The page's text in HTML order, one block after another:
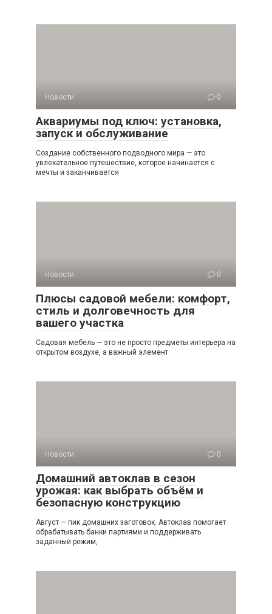
Новости 0
Аквариумы под ключ: установка,
запуск и обслуживание
Создание собственного подводного мира — это
увлекательное путешествие, которое начинается с
мечты и заканчивается
Новости 0
Плюсы садовой мебели: комфорт,
стиль и долговечность для
вашего участка
Садовая мебель — это не просто предметы интерьера на
открытом воздухе, а важный элемент
Новости 0
Домашний автоклав в сезон
урожая: как выбрать объём и
безопасную конструкцию
Август — пик домашних заготовок. Автоклав помогает
обрабатывать банки партиями и поддерживать
заданный режим,